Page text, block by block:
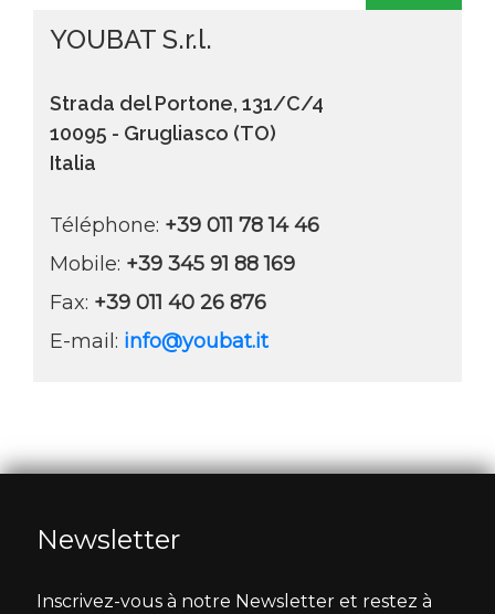
YOUBAT S.r.l.
Strada del Portone, 131/C/4
10095 - Grugliasco (TO)
Italia
Téléphone: +39 011 78 14 46
Mobile: +39 345 91 88 169
Fax: +39 011 40 26 876
E-mail: info@youbat.it
Newsletter
Inscrivez-vous à notre Newsletter et restez à